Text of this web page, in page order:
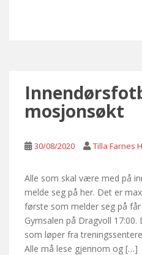
mosjonsøkt
30/08/2020 Tilla Farnes
Alle som skal være med på
melde seg på her. Det er
første som melder seg på
Gymsalen på Dragvoll
som løper fra
Alle må lese gjennom og […]